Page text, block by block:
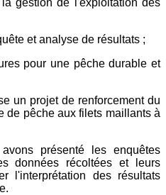
gestion de l'exploitation des
et analyse de résultats ;
pour une pêche durable et
un projet de renforcement du
de pêche aux filets maillants à
présenté les enquêtes
données récoltées et leurs
l'interprétation des résultats